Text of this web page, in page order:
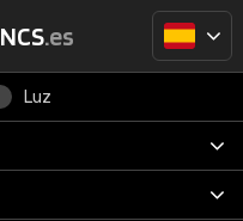
NCS.es
Luz